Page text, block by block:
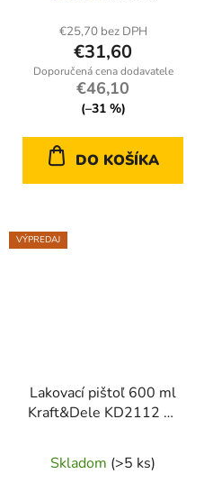
€25,70 bez DPH
€31,60
€46,10
(–31 %)
DO KOŠÍKA
VÝPREDAJ
Lakovací pištoľ 600 ml
Kraft&Dele KD2112 —
mm, tlak 2,5–4 bar
Skladom (>5 ks)